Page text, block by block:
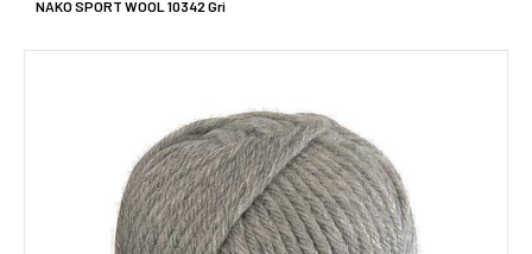
NAKO SPORT WOOL 10342 Gri